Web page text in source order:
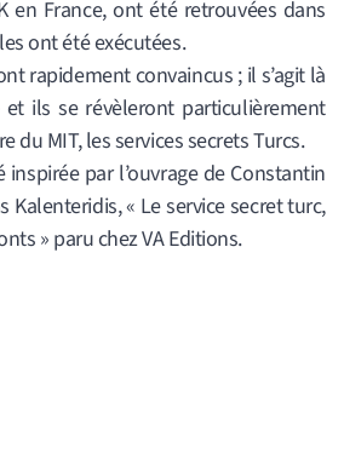
en France, ont été retrouvées dans
ont été exécutées.
rapidement convaincus ; il s’agit là
ils se révèleront particulièrement
du MIT, les services secrets Turcs.
inspirée par l’ouvrage de Constantin
Kalenteridis, « Le service secret turc,
» paru chez VA Editions.